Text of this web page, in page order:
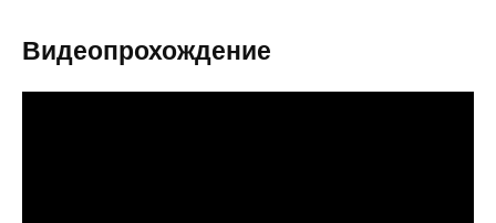
Видеопрохождение